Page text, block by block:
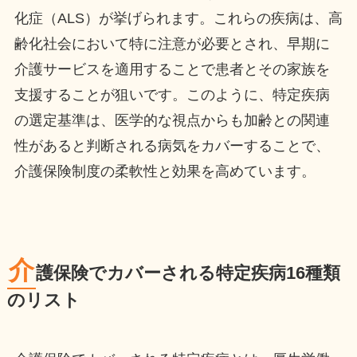
化症（ALS）が挙げられます。これらの疾病は、高
齢化社会において特に注意が必要とされ、早期に
介護サービスを適用することで患者とその家族を
支援することが狙いです。このように、特定疾病
の選定基準は、医学的な視点からも加齢との関連
性があると判断される病気をカバーすることで、
介護保険制度の柔軟性と効果を高めています。
介護保険でカバーされる特定疾病16種類
のリスト